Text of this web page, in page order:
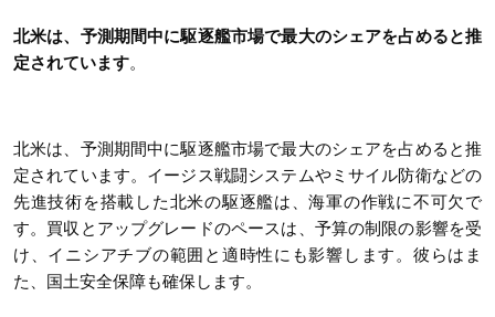
北米は、予測期間中に駆逐艦市場で最大のシェアを占めると推
定されています。
北米は、予測期間中に駆逐艦市場で最大のシェアを占めると推
定されています。イージス戦闘システムやミサイル防衛などの
先進技術を搭載した北米の駆逐艦は、海軍の作戦に不可欠で
す。買収とアップグレードのペースは、予算の制限の影響を受
け、イニシアチブの範囲と適時性にも影響します。彼らはま
た、国土安全保障も確保します。